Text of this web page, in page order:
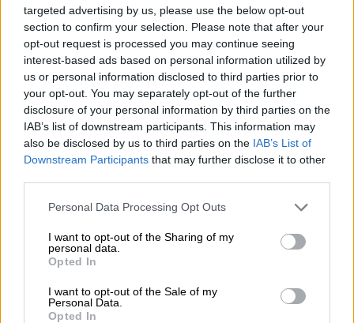
targeted advertising by us, please use the below opt-out
section to confirm your selection. Please note that after your
opt-out request is processed you may continue seeing
interest-based ads based on personal information utilized by
us or personal information disclosed to third parties prior to
your opt-out. You may separately opt-out of the further
disclosure of your personal information by third parties on the
IAB’s list of downstream participants. This information may
also be disclosed by us to third parties on the IAB’s List of
Downstream Participants that may further disclose it to other
Personal Data Processing Opt Outs
I want to opt-out of the Sharing of my
personal data.
Opted In
I want to opt-out of the Sale of my
Personal Data.
Opted In
obsługa RAID
Obsługa Direct NVMe,
VROC/VMD oraz
wbudowany SATA z
programowym RAID
(0,1,5,10)
Obsługa do 32x modułów
Gniazda
rozszerzeń
Do 12x PCIe 4.0/5.0, 1x
OCP 3.0, 1x wewnętrzny
HBA/RAID (nie zajmuje
PCIe)